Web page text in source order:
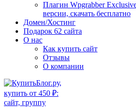
Плагин Wpgrabber
версии, скачать бесплатно
Домен/Хостинг
Подарок 62 сайта
О нас
Как купить сайт
Отзывы
О компании